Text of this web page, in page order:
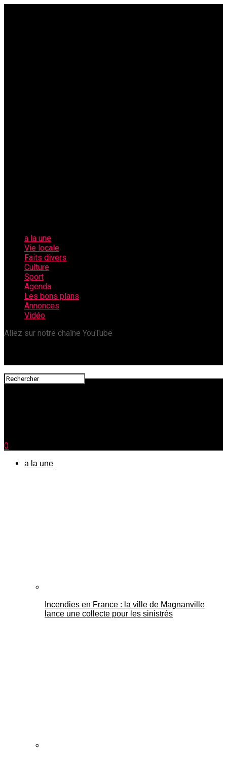
a la une
Vie locale
Faits divers
Culture
Sport
Agenda
Les bons plans
Annonces
Vidéo
Allez sur notre chaîne YouTube
0
a la une
Incendies en France : la ville de Magnanville
lance une collecte pour les sinistrés